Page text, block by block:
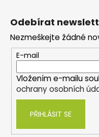
Odebírat
Nezmeškejte žádné
E-mail
Vložením e-mailu
ochrany osobních
PŘIHLÁSIT SE